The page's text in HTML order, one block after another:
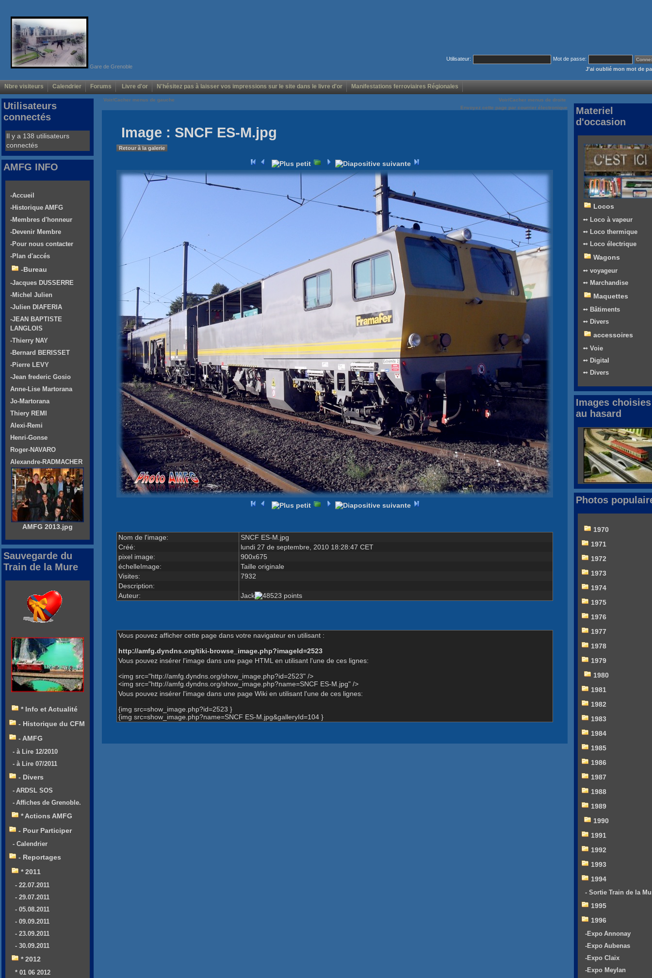
Gare de Grenoble
Utilisateur:
Mot de passe:
J'ai oublié mon mot de
Nbre visiteurs Calendrier Forums Livre d'or N'hésitez pas à laisser vos impressions sur le site dans le livre d'or Manifestations ferroviaires Régionales
Voir/Cacher menus de gauche
Voir/Cacher menus de droite
Envoyez cette page par courrier électronique
Image : SNCF ES-M.jpg
Retour à la galerie
Nom de l'image:
SNCF ES-M.jpg
Créé:
lundi 27 de septembre, 2010 18:28:47 CET
pixel image:
900x675
échelleImage:
Taille originale
Visites:
7932
Description:
Auteur:
Jack
Vous pouvez afficher cette page dans votre navigateur en utilisant :
http://amfg.dyndns.org/tiki-browse_image.php?imageId=2523
Vous pouvez insérer l'image dans une page HTML en utilisant l'une de ces lignes:
<img src="http://amfg.dyndns.org/show_image.php?id=2523" />
<img src="http://amfg.dyndns.org/show_image.php?name=SNCF ES-M.jpg" />
Vous pouvez insérer l'image dans une page Wiki en utilisant l'une de ces lignes:
{img src=show_image.php?id=2523 }
{img src=show_image.php?name=SNCF ES-M.jpg&galleryId=104 }
Utilisateurs
connectés
Il y a 138 utilisateurs
connectés
AMFG INFO
-Accueil
-Historique AMFG
-Membres d'honneur
-Devenir Membre
-Pour nous contacter
-Plan d'accés
-Bureau
-Jacques DUSSERRE
-Michel Julien
-Julien DIAFERIA
-JEAN BAPTISTE
LANGLOIS
-Thierry NAY
-Bernard BERISSET
-Pierre LEVY
-Jean frederic Gosio
Anne-Lise Martorana
Jo-Martorana
Thiery REMI
Alexi-Remi
Henri-Gonse
Roger-NAVARO
Alexandre-RADMACHER
AMFG 2013.jpg
Sauvegarde du
Train de la Mure
* Info et Actualité
- Historique du CFM
- AMFG
- à Lire 12/2010
- à Lire 07/2011
- Divers
- ARDSL SOS
- Affiches de Grenoble.
* Actions AMFG
- Pour Participer
- Calendrier
- Reportages
* 2011
- 22.07.2011
- 29.07.2011
- 05.08.2011
- 09.09.2011
- 23.09.2011
- 30.09.2011
* 2012
* 01 06 2012
Materiel
d'occasion
Locos
➻ Loco à vapeur
➻ Loco thermique
➻ Loco électrique
Wagons
➻ voyageur
➻ Marchandise
Maquettes
➻ Bâtiments
➻ Divers
accessoires
➻ Voie
➻ Digital
➻ Divers
Images choisies
au hasard
Photos
1970
1971
1972
1973
1974
1975
1976
1977
1978
1979
1980
1981
1982
1983
1984
1985
1986
1987
1988
1989
1990
1991
1992
1993
1994
- Sortie Train de la
1995
1996
-Expo Annonay
-Expo Aubenas
-Expo Claix
-Expo Meylan